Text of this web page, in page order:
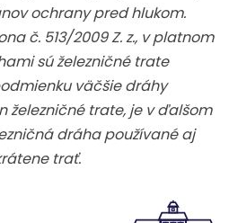
ochrany pred hlukom.
č. 513/2009 Z. z., v platnom
sú železničné trate
väčšie dráhy
železničné trate, je v ďalšom
dráha používané aj
trať.